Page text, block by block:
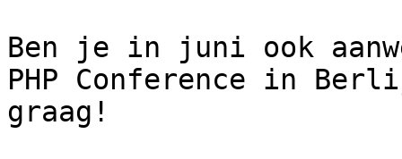
Ben je in juni ook
PHP Conference in
graag!